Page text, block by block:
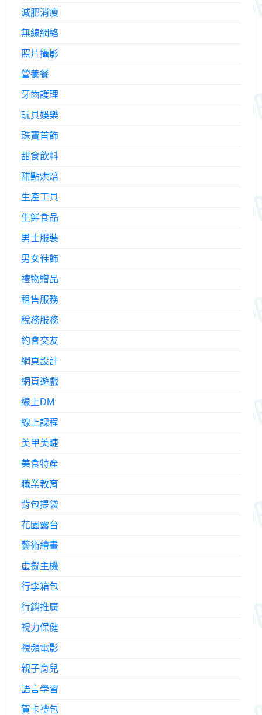
減肥消瘦
無線網絡
照片攝影
營養餐
牙齒護理
玩具娛樂
珠寶首飾
甜食飲料
甜點烘焙
生產工具
生鮮食品
男士服裝
男女鞋飾
禮物贈品
租售服務
稅務服務
約會交友
網頁設計
網頁遊戲
線上DM
線上課程
美甲美睫
美食特產
職業教育
背包提袋
花園露台
藝術繪畫
虛擬主機
行李箱包
行銷推廣
視力保健
視頻電影
親子育兒
語言學習
賀卡禮包